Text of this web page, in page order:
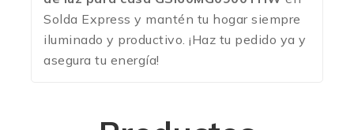
Solda Express y mantén tu hogar siempre
iluminado y productivo. ¡Haz tu pedido ya y
asegura tu energía!